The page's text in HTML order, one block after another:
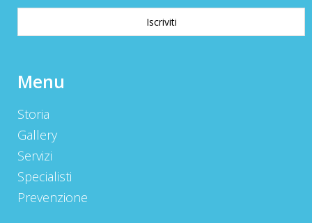
Menu
Storia
Gallery
Servizi
Specialisti
Prevenzione